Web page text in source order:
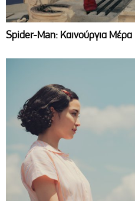
Spider-Man: Καινούργια Μέρα